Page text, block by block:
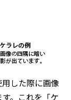
した際に画像
。これを「ケ